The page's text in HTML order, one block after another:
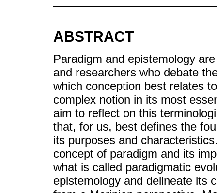
ABSTRACT
Paradigm and epistemology
and researchers who debate
which conception best relates
complex notion in its most
aim to reflect on this
that, for us, best defines the
its purposes and
concept of paradigm and its
what is called paradigmatic
epistemology and delineate its